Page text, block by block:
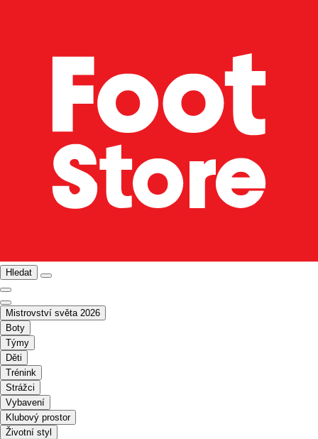
Hledat
Mistrovství světa 2026
Boty
Týmy
Děti
Trénink
Strážci
Vybavení
Klubový prostor
Životní styl